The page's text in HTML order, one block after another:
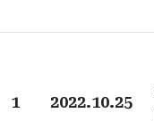
1 2022.10.25